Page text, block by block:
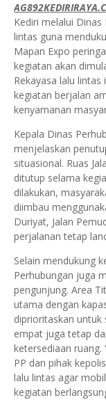
Kediri melalui
lintas guna
Mapan Expo
kegiatan akan
Rekayasa lalu
kegiatan berjalan
kenyamanan
Kepala Dinas
menjelaskan
situasional. Ruas
ditutup selama
dilakukan,
diimbau
Duriyat, Jalan
perjalanan tetap
Selain mendukung
Perhubungan juga
pengunjung. Area
utama dengan
diprioritaskan
empat juga tetap
ketersediaan ruang.
PP dan pihak
lalu lintas agar
kegiatan